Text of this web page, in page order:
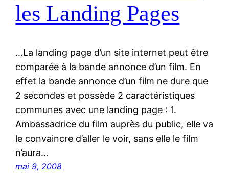
les Landing Pages
…La landing page d’un site internet peut être
comparée à la bande annonce d’un film. En
effet la bande annonce d’un film ne dure que
2 secondes et possède 2 caractéristiques
communes avec une landing page : 1.
Ambassadrice du film auprès du public, elle va
le convaincre d’aller le voir, sans elle le film
n’aura…
mai 9, 2008